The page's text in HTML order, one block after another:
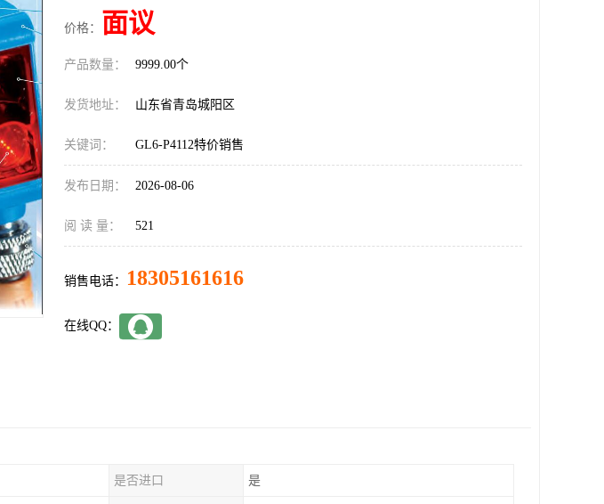
价格： 面议
产品数量： 9999.00个
发货地址： 山东省青岛城阳区
关键词： GL6-P4112特价销售
发布日期： 2026-08-06
阅 读 量： 521
销售电话： 18305161616
在线QQ：
是否进口 是